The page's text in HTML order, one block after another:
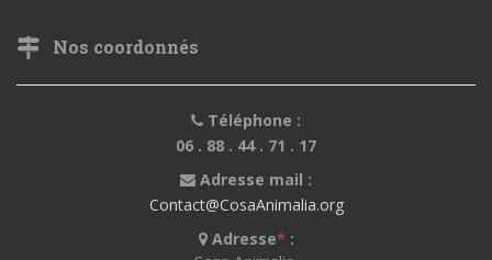
Nos coordonnés
Téléphone :
06 . 88 . 44 . 71 . 17
Adresse mail :
Contact@CosaAnimalia.org
Adresse* :